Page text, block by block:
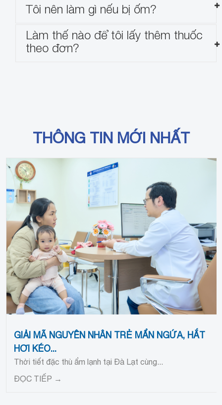
Tôi nên làm gì nếu bị ốm?
Làm thế nào để tôi lấy thêm thuốc
theo đơn?
THÔNG TIN MỚI NHẤT
GIẢI MÃ NGUYÊN NHÂN TRẺ MẨN NGỨA, HẮT
HƠI KÉO...
Thời tiết đặc thù ẩm lạnh tại Đà Lạt cùng...
ĐỌC TIẾP →